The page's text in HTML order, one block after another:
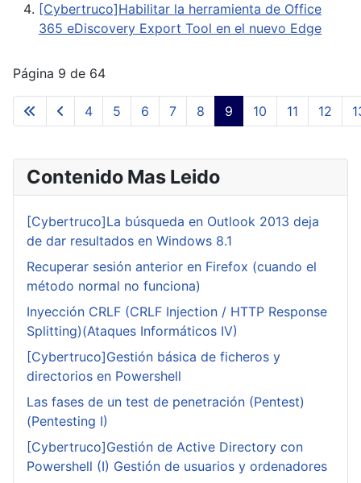
[Cybertruco]Habilitar la herramienta de Office
365 eDiscovery Export Tool en el nuevo Edge
Página 9 de 64
4 5 6 7 8 9 10 11 12
Contenido Mas Leido
[Cybertruco]La búsqueda en Outlook 2013 deja
de dar resultados en Windows 8.1
Recuperar sesión anterior en Firefox (cuando el
método normal no funciona)
Inyección CRLF (CRLF Injection / HTTP Response
Splitting)(Ataques Informáticos IV)
[Cybertruco]Gestión básica de ficheros y
directorios en Powershell
Las fases de un test de penetración (Pentest)
(Pentesting I)
[Cybertruco]Gestión de Active Directory con
Powershell (I) Gestión de usuarios y ordenadores